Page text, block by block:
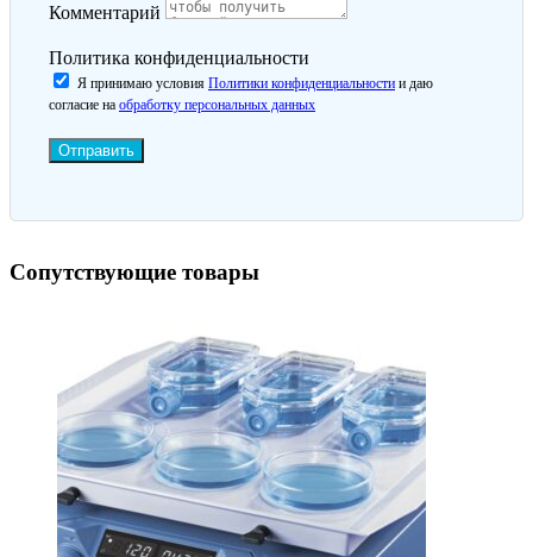
Комментарий
Политика конфиденциальности
Я принимаю условия Политики конфиденциальности и даю
согласие на обработку персональных данных
Отправить
Сопутствующие товары